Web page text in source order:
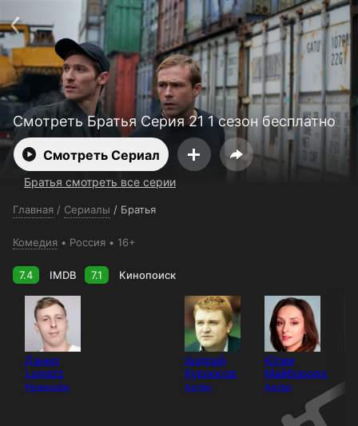
Смотреть Братья Серия 21 1 сезон бесплатно
Смотреть Сериал
Братья смотреть все серии
Главная / Сериалы / Братья
Комедия Россия 16+
7.4 IMDB 7.1 Кинопоиск
Данил
Lumerz
Режиссёр
Андрей
Курносов
Актёр
Юлия
Майборода
Актёр
support@24h.tv
О сервисе
Пользовательское соглашение
Политика конфиденциальности
Для партнёров
Открыть приложение
Ввести промокод
Установить на ТВ
Бесплатные каналы Контакты